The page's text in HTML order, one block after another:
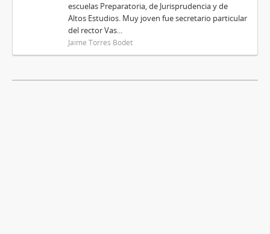
escuelas Preparatoria, de Jurisprudencia y de
Altos Estudios. Muy joven fue secretario particular
del rector Vas...
Jaime Torres Bodet